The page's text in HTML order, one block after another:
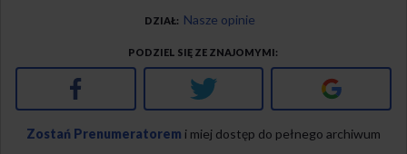
DZIAŁ Nasze opinie
PODZIEL SIĘ ZE ZNAJOMYMI
Facebook Twitter Google+
Zostań Prenumeratorem i miej dostęp do pełnego archiwum